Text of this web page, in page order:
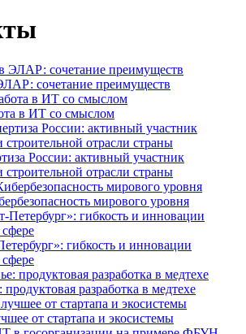
сочетание преимуществ
в ИТ со смыслом
России: активный участник
отрасли страны
мирового уровня
гибкость и инновации
разработка в медтехе
от стартапа и экосистемы